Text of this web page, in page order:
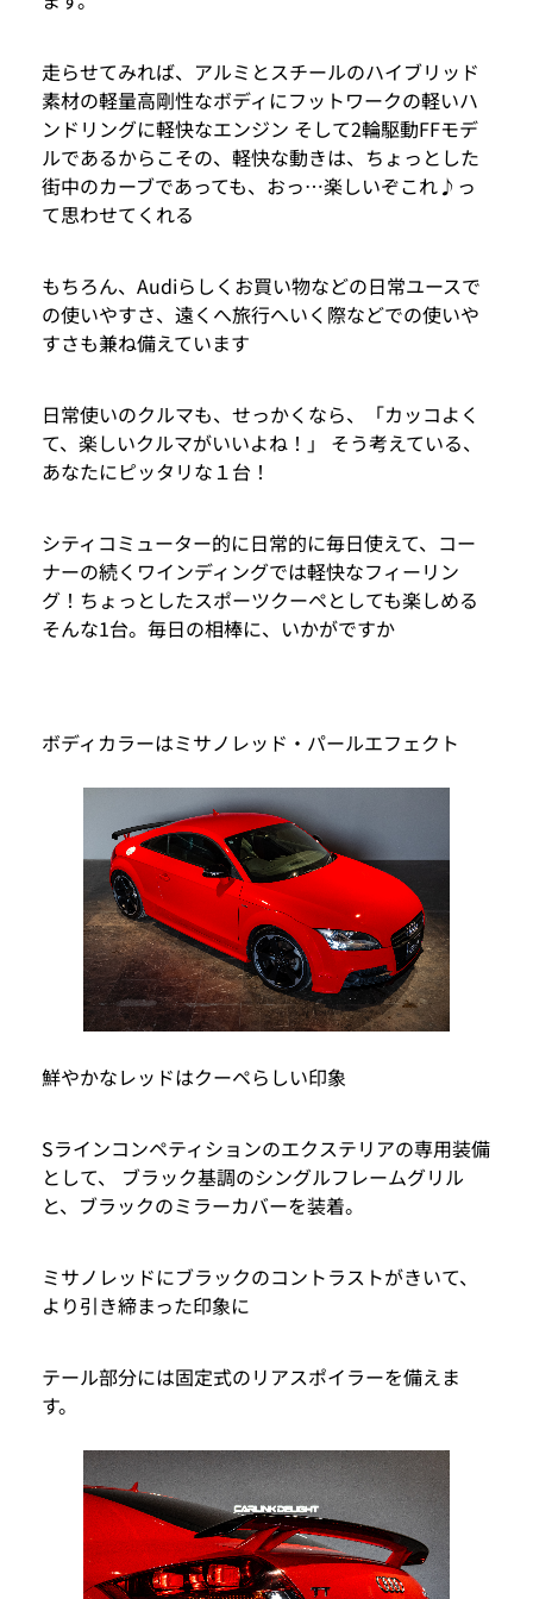
走らせてみれば、アルミとスチールのハイブリッド
素材の軽量高剛性なボディにフットワークの軽いハ
ンドリングに軽快なエンジン そして2輪駆動FFモデ
ルであるからこその、軽快な動きは、ちょっとした
街中のカーブであっても、おっ…楽しいぞこれ♪っ
て思わせてくれる
もちろん、Audiらしくお買い物などの日常ユースで
の使いやすさ、遠くへ旅行へいく際などでの使いや
すさも兼ね備えています
日常使いのクルマも、せっかくなら、「カッコよく
て、楽しいクルマがいいよね！」 そう考えている、
あなたにピッタリな１台！
シティコミューター的に日常的に毎日使えて、コー
ナーの続くワインディングでは軽快なフィーリン
グ！ちょっとしたスポーツクーペとしても楽しめる
そんな1台。毎日の相棒に、いかがですか
ボディカラーはミサノレッド・パールエフェクト
鮮やかなレッドはクーペらしい印象
Sラインコンペティションのエクステリアの専用装備
として、 ブラック基調のシングルフレームグリル
と、ブラックのミラーカバーを装着。
ミサノレッドにブラックのコントラストがきいて、
より引き締まった印象に
テール部分には固定式のリアスポイラーを備えま
す。